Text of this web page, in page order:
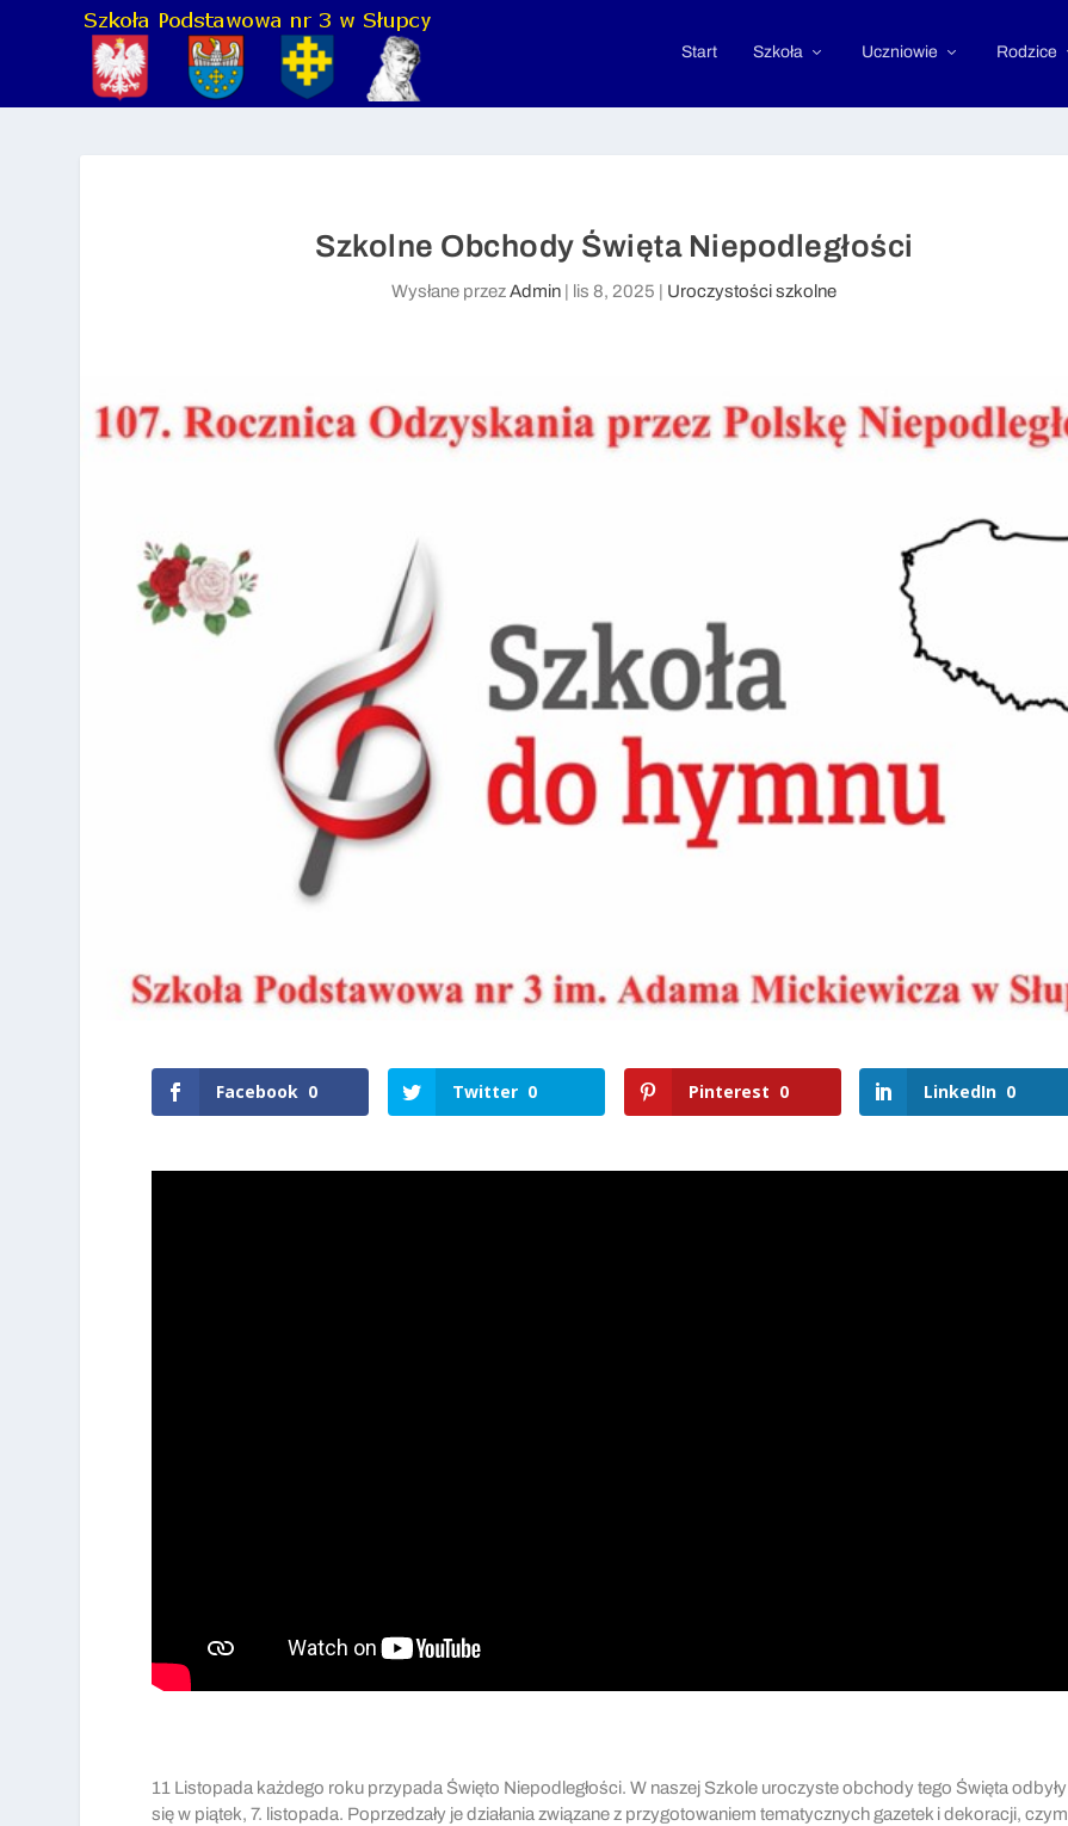
Start Szkoła Uczniowie Rodzice
Szkolne Obchody Święta Niepodległości
Wysłane przezAdmin lis 8, 2025 Uroczystości szkolne
Facebook 0 Twitter 0 Pinterest 0 LinkedIn 0
11 Listopada każdego roku przypada Święto Niepodległości. W naszej Szkole uroczyste obchody tego Święta odbyły
się w piątek, 7. listopada. Poprzedzały je działania związane z przygotowaniem tematycznych gazetek i dekoracji, czym